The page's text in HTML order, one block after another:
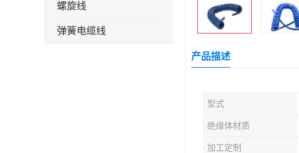
螺旋线
弹簧电缆线
产品描述
型式
绝缘体材质
加工定制